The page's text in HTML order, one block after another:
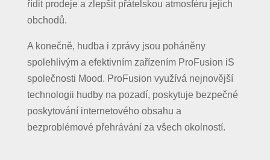
řídit prodeje a zlepšit přátelskou atmosféru jejich
obchodů.
A konečně, hudba i zprávy jsou poháněny
spolehlivým a efektivním zařízením ProFusion iS
společnosti Mood. ProFusion využívá nejnovější
technologii hudby na pozadí, poskytuje bezpečné
poskytování internetového obsahu a
bezproblémové přehrávání za všech okolností.